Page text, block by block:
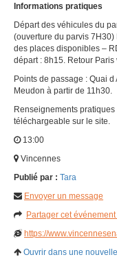
Informations pratiques
Départ des véhicules du
(ouverture du parvis
des places disponibles –
départ : 8h15. Retour Paris
Points de passage : Quai d
Meudon à partir de 11h30.
Renseignements
téléchargeable sur le site.
13:00
Vincennes
Publié par : Tara
Envoyer un message
Partager cet
https://
Ouvrir dans une